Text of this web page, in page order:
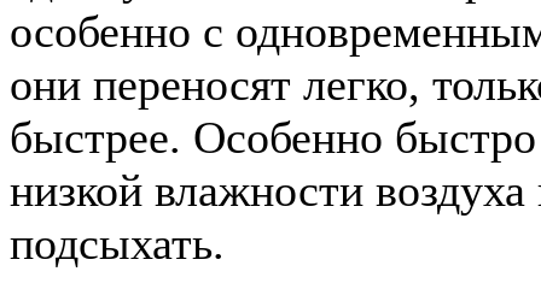
особенно с
они переносят легко,
быстрее. Особенно
низкой влажности
подсыхать.